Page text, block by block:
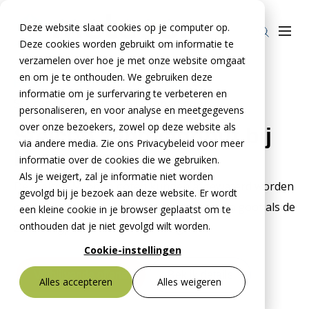
Deze website slaat cookies op je computer op.
Deze cookies worden gebruikt om informatie te
verzamelen over hoe je met onze website omgaat
en om je te onthouden. We gebruiken deze
informatie om je surfervaring te verbeteren en
personaliseren, en voor analyse en meetgegevens
over onze bezoekers, zowel op deze website als
via andere media. Zie ons Privacybeleid voor meer
informatie over de cookies die we gebruiken.
Als je weigert, zal je informatie niet worden
gevolgd bij je bezoek aan deze website. Er wordt
een kleine cookie in je browser geplaatst om te
onthouden dat je niet gevolgd wilt worden.
Cookie-instellingen
Alles accepteren Alles weigeren
Bestekservice Stelcon
Downloads
Producten
Stelcon®
Railcon®
Divicon®
BTE Groep
Onze verhalen
Over ons
Over De Meteoor Beton B.V.
Over Stelcon®
Over Railcon®
Over Divicon®
Contact
Contact Stelcon®
Contact Railcon®
Contact Divicon®
Home »Producten » Stelcon»
Stelcon zandvangput bij m open goot
Stelcon zandvangput bij
M-open goot
De Stelcon M-open goten kunnen afgewaterd worden
op de Stelcon zandvangput. Zowel de open goot als de
zandvangput hebben een vellingkant.
Vrijblijvende offerte